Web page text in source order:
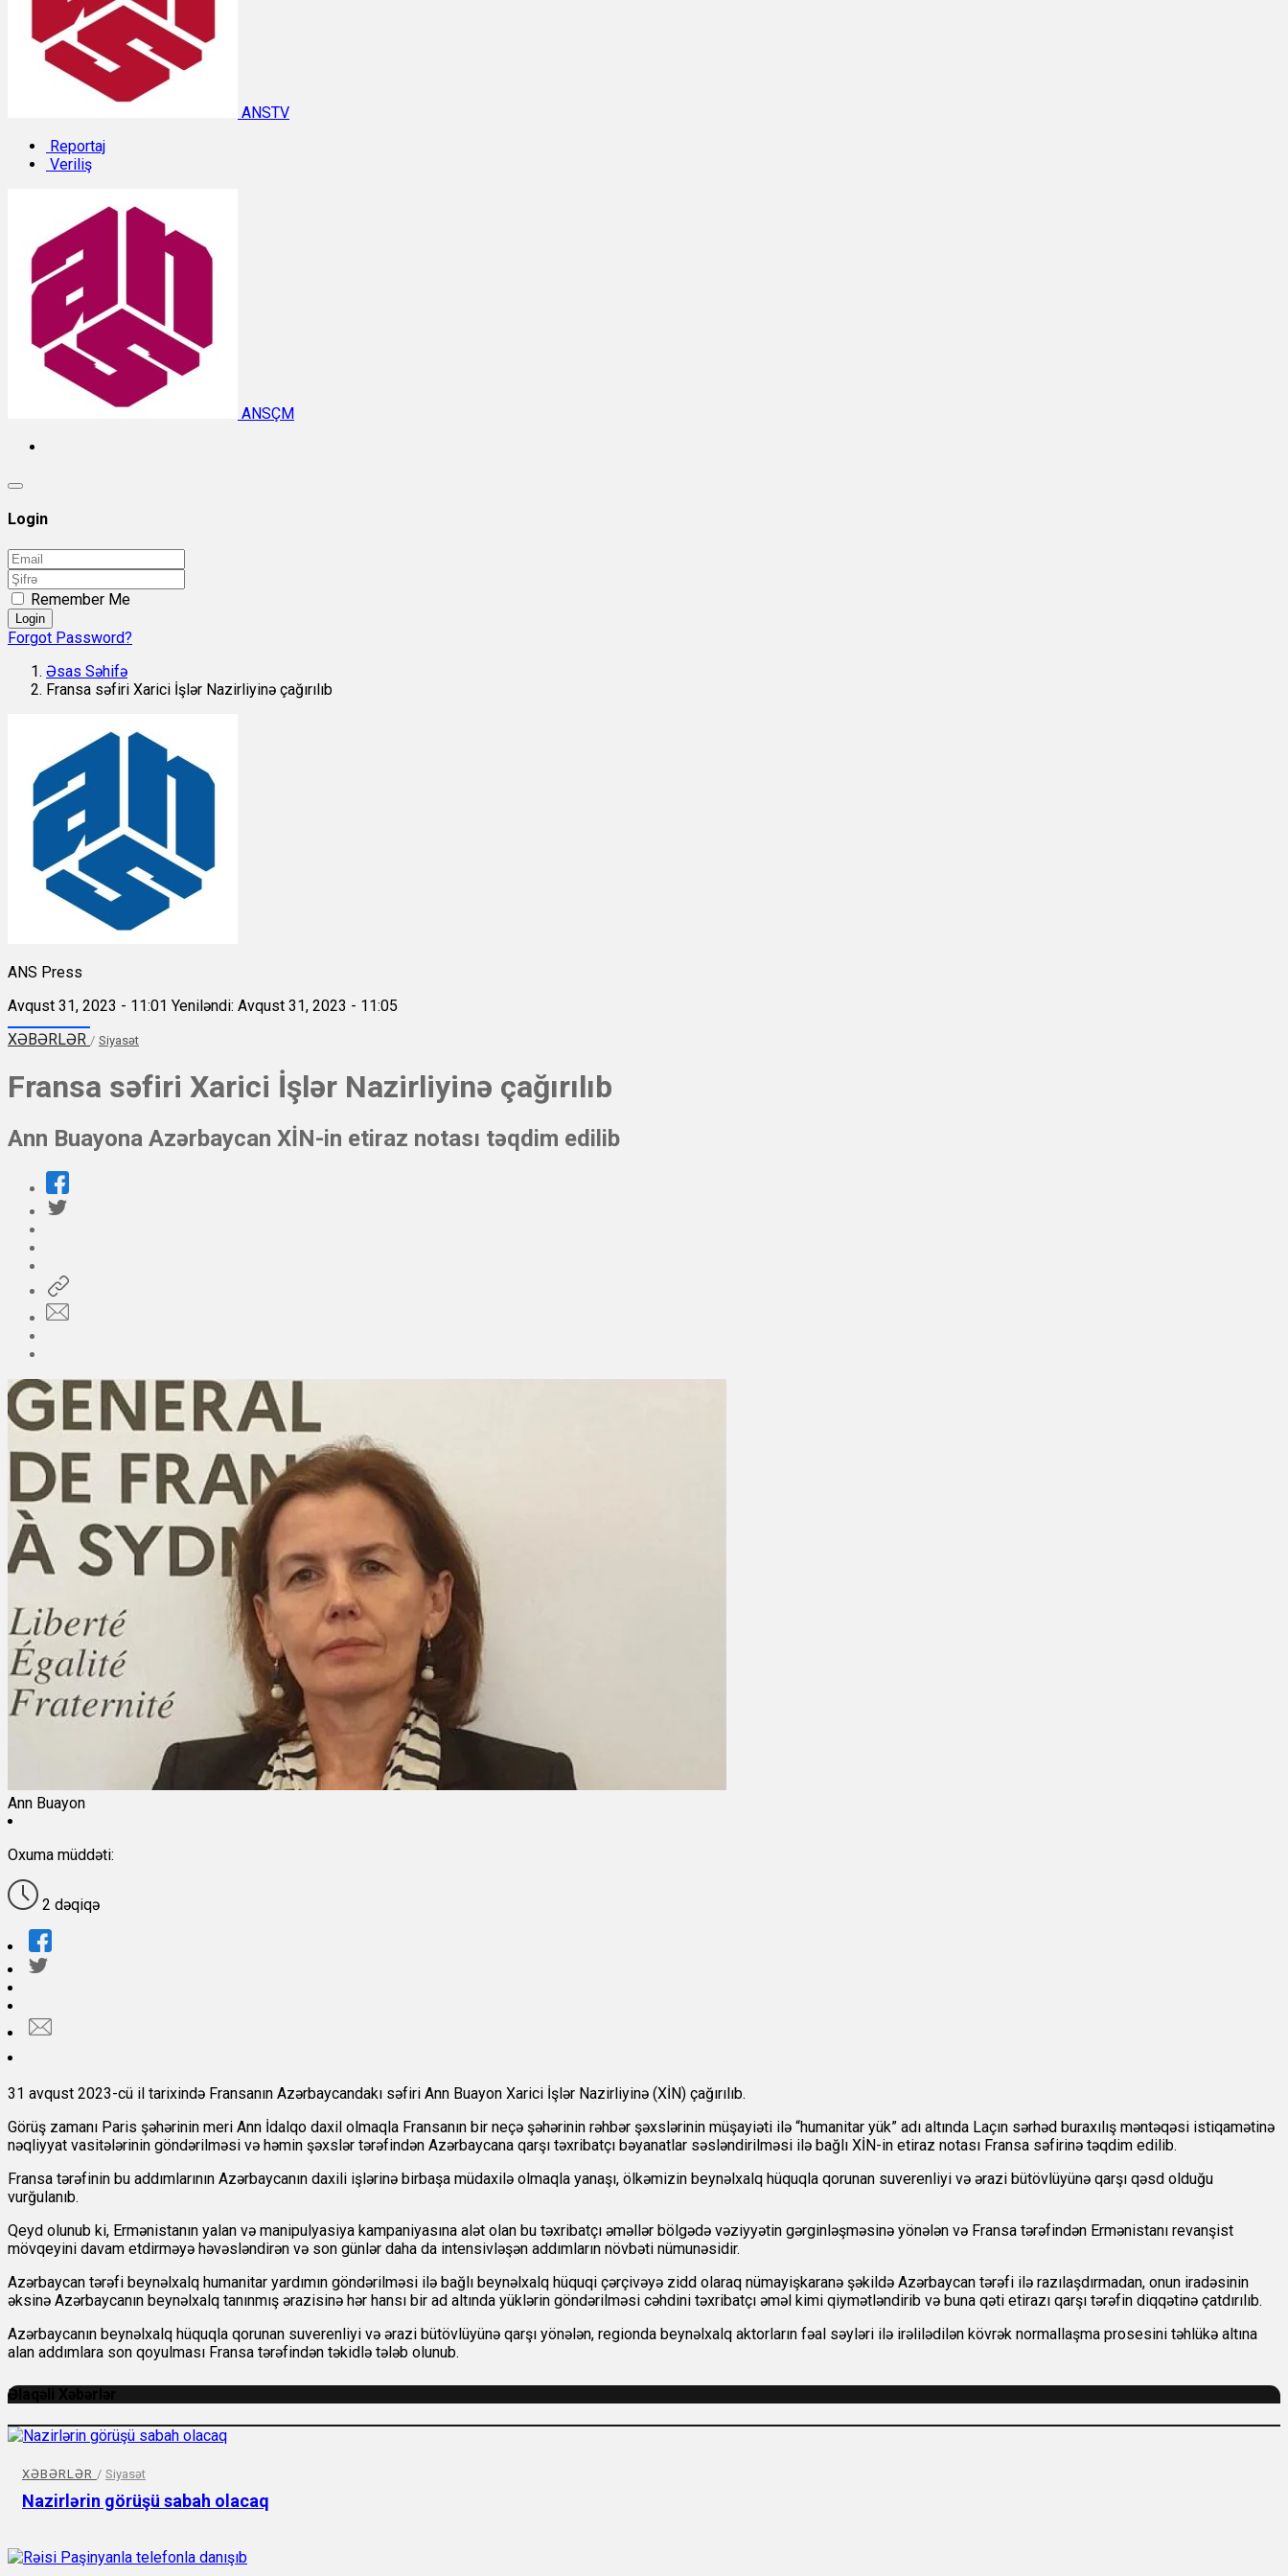
ANSTV
Reportaj
Veriliş
ANSÇM
Login
Remember Me
Login
Forgot Password?
Əsas Səhifə
Fransa səfiri Xarici İşlər Nazirliyinə çağırılıb
ANS Press
Avqust 31, 2023 - 11:01 Yeniləndi: Avqust 31, 2023 - 11:05
XƏBƏRLƏR / Siyasət
Fransa səfiri Xarici İşlər Nazirliyinə çağırılıb
Ann Buayona Azərbaycan XİN-in etiraz notası təqdim edilib
Ann Buayon
Oxuma müddəti:
2 dəqiqə
31 avqust 2023-cü il tarixində Fransanın Azərbaycandakı səfiri Ann Buayon Xarici İşlər Nazirliyinə (XİN) çağırılıb.
Görüş zamanı Paris şəhərinin meri Ann İdalqo daxil olmaqla Fransanın bir neçə şəhərinin rəhbər şəxslərinin müşayiəti ilə “humanitar yük” adı altında Laçın sərhəd buraxılış məntəqəsi istiqamətinə
nəqliyyat vasitələrinin göndərilməsi və həmin şəxslər tərəfindən Azərbaycana qarşı təxribatçı bəyanatlar səsləndirilməsi ilə bağlı XİN-in etiraz notası Fransa səfirinə təqdim edilib.
Fransa tərəfinin bu addımlarının Azərbaycanın daxili işlərinə birbaşa müdaxilə olmaqla yanaşı, ölkəmizin beynəlxalq hüquqla qorunan suverenliyi və ərazi bütövlüyünə qarşı qəsd olduğu
vurğulanıb.
Qeyd olunub ki, Ermənistanın yalan və manipulyasiya kampaniyasına alət olan bu təxribatçı əməllər bölgədə vəziyyətin gərginləşməsinə yönələn və Fransa tərəfindən Ermənistanı revanşist
mövqeyini davam etdirməyə həvəsləndirən və son günlər daha da intensivləşən addımların növbəti nümunəsidir.
Azərbaycan tərəfi beynəlxalq humanitar yardımın göndərilməsi ilə bağlı beynəlxalq hüquqi çərçivəyə zidd olaraq nümayişkaranə şəkildə Azərbaycan tərəfi ilə razılaşdırmadan, onun iradəsinin
əksinə Azərbaycanın beynəlxalq tanınmış ərazisinə hər hansı bir ad altında yüklərin göndərilməsi cəhdini təxribatçı əməl kimi qiymətləndirib və buna qəti etirazı qarşı tərəfin diqqətinə çatdırılıb.
Azərbaycanın beynəlxalq hüquqla qorunan suverenliyi və ərazi bütövlüyünə qarşı yönələn, regionda beynəlxalq aktorların fəal səyləri ilə irəlilədilən kövrək normallaşma prosesini təhlükə altına
alan addımlara son qoyulması Fransa tərəfindən təkidlə tələb olunub.
Əlaqəli Xəbərlər
XƏBƏRLƏR / Siyasət
Nazirlərin görüşü sabah olacaq